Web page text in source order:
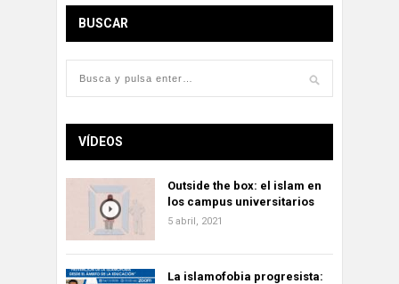
BUSCAR
VÍDEOS
Outside the box: el islam en
los campus universitarios
5 abril, 2021
La islamofobia progresista: